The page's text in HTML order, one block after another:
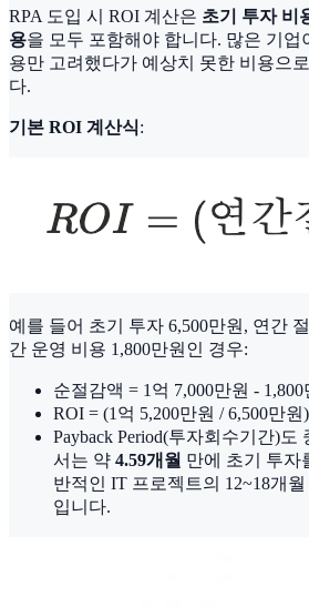
RPA 도입 시 ROI 계산은 초기 투자 비
용을 모두 포함해야 합니다. 많은 기업
용만 고려했다가 예상치 못한 비용으
다.
기본 ROI 계산식:
예를 들어 초기 투자 6,500만원, 연간
간 운영 비용 1,800만원인 경우:
순절감액 = 1억 7,000만원 -
ROI = (1억 5,200만원 / 6,500만원
Payback Period(투자회수기간)도
서는 약 4.59개월 만에 초기 투자
반적인 IT 프로젝트의 12~18개
입니다.